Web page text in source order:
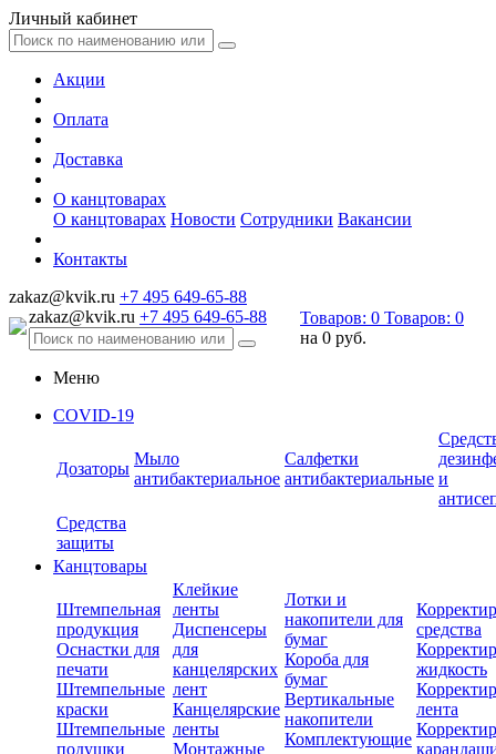
Личный кабинет
Акции
Оплата
Доставка
О канцтоварах
О канцтоварах Новости Сотрудники Вакансии
Контакты
zakaz@kvik.ru +7 495 649-65-88
zakaz@kvik.ru +7 495 649-65-88 Товаров: 0 Товаров: 0
на 0 руб.
Меню
COVID-19
Дозаторы
Мыло
антибактериальное
Салфетки
антибактериальные и
Средства
защиты
Канцтовары
Штемпельная
продукция
Оснастки для
печати
Штемпельные
краски
Штемпельные
подушки
Клейкие
ленты
Диспенсеры
для
канцелярских
лент
Канцелярские
ленты
Монтажные
Лотки и
накопители для
бумаг
Короба для
бумаг
Вертикальные
накопители
Комплектующие
средства
жидкость
лента